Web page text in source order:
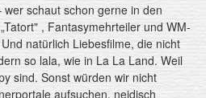
schaut schon gerne in den
, Fantasymehrteiler und WM-
natürlich Liebesfilme, die nicht
so lala, wie in La La Land. Weil
sind. Sonst würden wir nicht
aufsuchen, neidisch